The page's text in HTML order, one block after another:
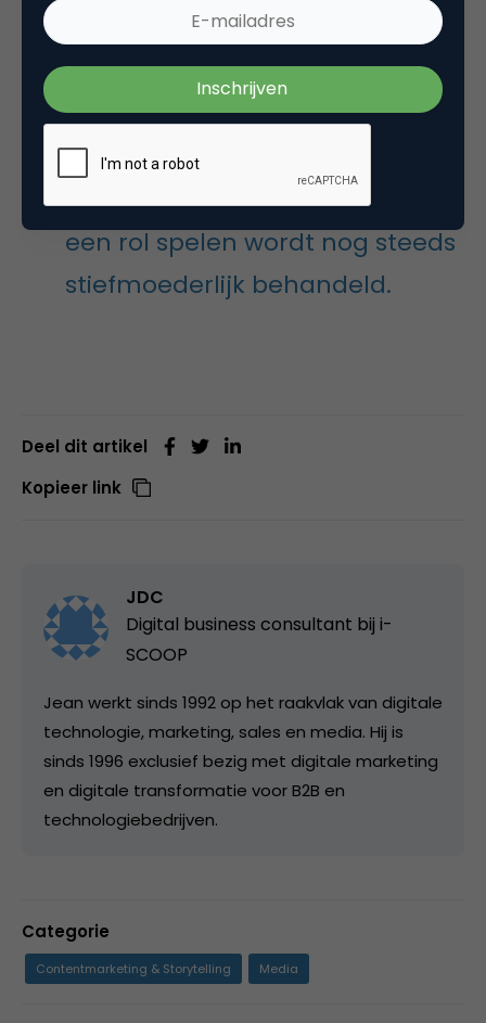
daar de ‘condition sine qua non’ voor.
De klantervaring en
gebruikerservaring, waarin
content, conversie en usability
een rol spelen wordt nog steeds
stiefmoederlijk behandeld.
Deel dit artikel
Kopieer link
JDC
Digital business consultant bij i-
SCOOP
Jean werkt sinds 1992 op het raakvlak van digitale
technologie, marketing, sales en media. Hij is
sinds 1996 exclusief bezig met digitale marketing
en digitale transformatie voor B2B en
technologiebedrijven.
Categorie
Contentmarketing & Storytelling Media